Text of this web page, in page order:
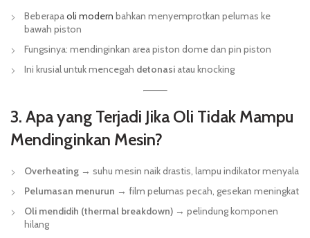
Beberapaoli modern bahkan menyemprotkan pelumas ke
bawah piston
Fungsinya: mendinginkan area piston dome dan pin piston
Ini krusial untuk mencegah detonasi atau knocking
3. Apa yang Terjadi Jika Oli Tidak Mampu
Mendinginkan Mesin?
Overheating → suhu mesin naik drastis, lampu indikator menyala
Pelumasan menurun → film pelumas pecah, gesekan meningkat
Oli mendidih (thermal breakdown) → pelindung komponen
hilang